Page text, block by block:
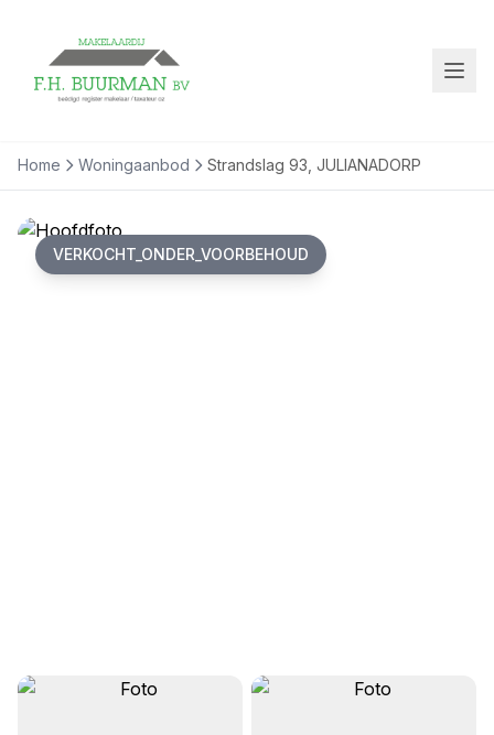
Home Woningaanbod Strandslag 93, JULIANADORP
VERKOCHT_ONDER_VOORBEHOUD